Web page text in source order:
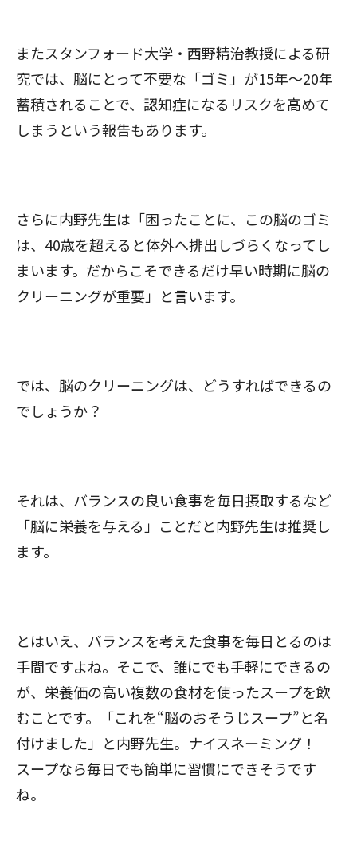
またスタンフォード大学・西野精治教授による研
究では、脳にとって不要な「ゴミ」が15年～20年
蓄積されることで、認知症になるリスクを高めて
しまうという報告もあります。
さらに内野先生は「困ったことに、この脳のゴミ
は、40歳を超えると体外へ排出しづらくなってし
まいます。だからこそできるだけ早い時期に脳の
クリーニングが重要」と言います。
では、脳のクリーニングは、どうすればできるの
でしょうか？
それは、バランスの良い食事を毎日摂取するなど
「脳に栄養を与える」ことだと内野先生は推奨し
ます。
とはいえ、バランスを考えた食事を毎日とるのは
手間ですよね。そこで、誰にでも手軽にできるの
が、栄養価の高い複数の食材を使ったスープを飲
むことです。「これを“脳のおそうじスープ”と名
付けました」と内野先生。ナイスネーミング！
スープなら毎日でも簡単に習慣にできそうです
ね。